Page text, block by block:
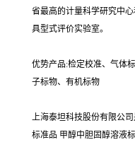
省最高的计量科学研究中
具型式评价实验室。
优势产品:检定校准、气体
子标物、有机标物
上海泰坦科技股份有限公
标准品 甲醇中胆固醇溶液